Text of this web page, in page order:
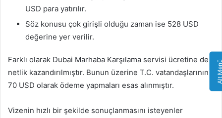
USD para yatırılır.
Söz konusu çok girişli olduğu zaman ise 528 USD
değerine yer verilir.
Farklı olarak Dubai Marhaba Karşılama servisi ücretine de
netlik kazandırılmıştır. Bunun üzerine T.C. vatandaşlarının
70 USD olarak ödeme yapmaları esas alınmıştır.
Vizenin hızlı bir şekilde sonuçlanmasını isteyenler
Alt